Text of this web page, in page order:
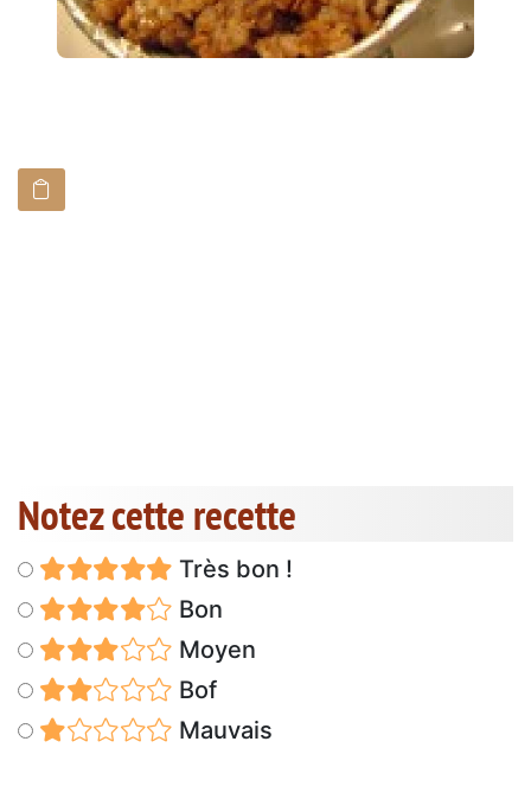
Notez cette recette
Très bon !
Bon
Moyen
Bof
Mauvais